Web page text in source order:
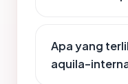
Apa yang
aquila-